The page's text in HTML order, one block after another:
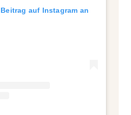
auf Instagram an